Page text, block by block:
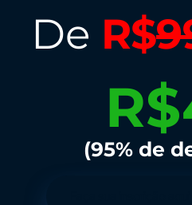
De R$
(95% de